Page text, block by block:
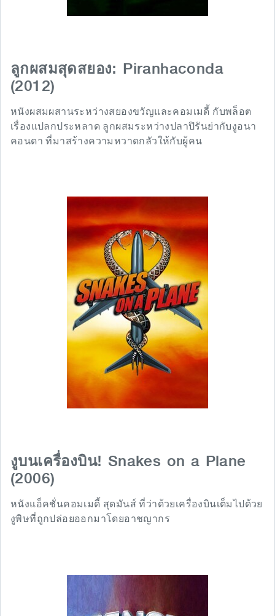
ลูกผสมสุดสยอง: Piranhaconda
(2012)
หนังผสมผสานระหว่างสยองขวัญและคอมเมดี้ กับพล็อต
เรื่องแปลกประหลาด ลูกผสมระหว่างปลาปิรันย่ากับงูอนา
คอนดา ที่มาสร้างความหวาดกลัวให้กับผู้คน
งูบนเครื่องบิน! Snakes on a Plane
(2006)
หนังแอ็คชั่นคอมเมดี้ สุดมันส์ ที่ว่าด้วยเครื่องบินเต็มไปด้วย
งูพิษที่ถูกปล่อยออกมาโดยอาชญากร